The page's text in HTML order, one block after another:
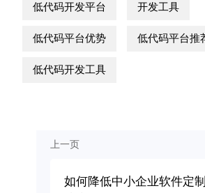
低代码开发平台 开发工具
低代码平台优势 低代码平台推
低代码开发工具
上一页
如何降低中小企业软件定